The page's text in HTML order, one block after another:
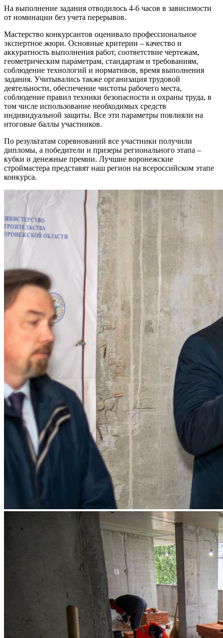
На выполнение задания отводилось 4-6 часов в зависимости
от номинации без учета перерывов.
Мастерство конкурсантов оценивало профессиональное
экспертное жюри. Основные критерии – качество и
аккуратность выполнения работ, соответствие чертежам,
геометрическим параметрам, стандартам и требованиям,
соблюдение технологий и нормативов, время выполнения
задания. Учитывались также организация трудовой
деятельности, обеспечение чистоты рабочего места,
соблюдение правил техники безопасности и охраны труда, в
том числе использование необходимых средств
индивидуальной защиты. Все эти параметры повлияли на
итоговые баллы участников.
По результатам соревнований все участники получили
дипломы, а победители и призеры регионального этапа –
кубки и денежные премии. Лучшие воронежские
строймастера представят наш регион на всероссийском этапе
конкурса.